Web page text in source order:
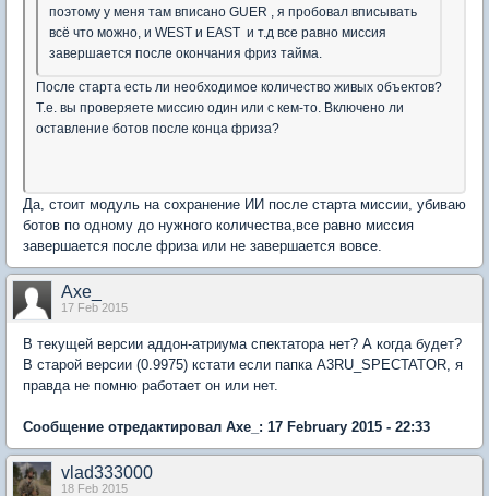
поэтому у меня там вписано GUER , я пробовал вписывать
всё что можно, и WEST и EAST и т.д все равно миссия
завершается после окончания фриз тайма.
После старта есть ли необходимое количество живых объектов?
Т.е. вы проверяете миссию один или с кем-то. Включено ли
оставление ботов после конца фриза?
Да, стоит модуль на сохранение ИИ после старта миссии, убиваю
ботов по одному до нужного количества,все равно миссия
завершается после фриза или не завершается вовсе.
Axe_
17 Feb 2015
В текущей версии аддон-атриума спектатора нет? А когда будет?
В старой версии (0.9975) кстати если папка A3RU_SPECTATOR, я
правда не помню работает он или нет.
Сообщение отредактировал Axe_: 17 February 2015 - 22:33
vlad333000
18 Feb 2015